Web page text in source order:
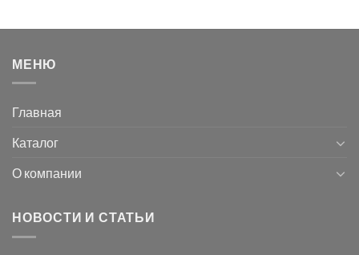
МЕНЮ
Главная
Каталог
О компании
НОВОСТИ И СТАТЬИ